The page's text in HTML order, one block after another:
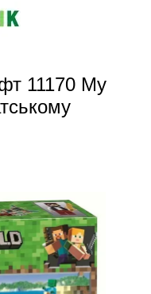
11170 My